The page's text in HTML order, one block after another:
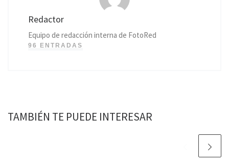
Redactor
Equipo de redacción interna de FotoRed
96 ENTRADAS
TAMBIÉN TE PUEDE INTERESAR